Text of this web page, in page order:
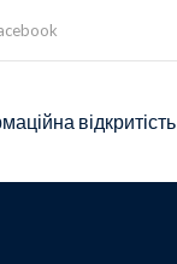
відкритість